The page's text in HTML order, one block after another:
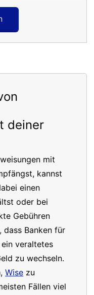
deiner
mit
kannst
einen
oder bei
Gebühren
dass Banken für
veraltetes
zu wechseln.
Wise zu
Fällen viel